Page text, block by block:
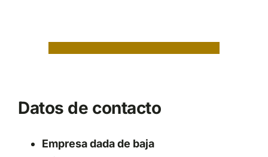
Datos de contacto
Empresa dada de baja